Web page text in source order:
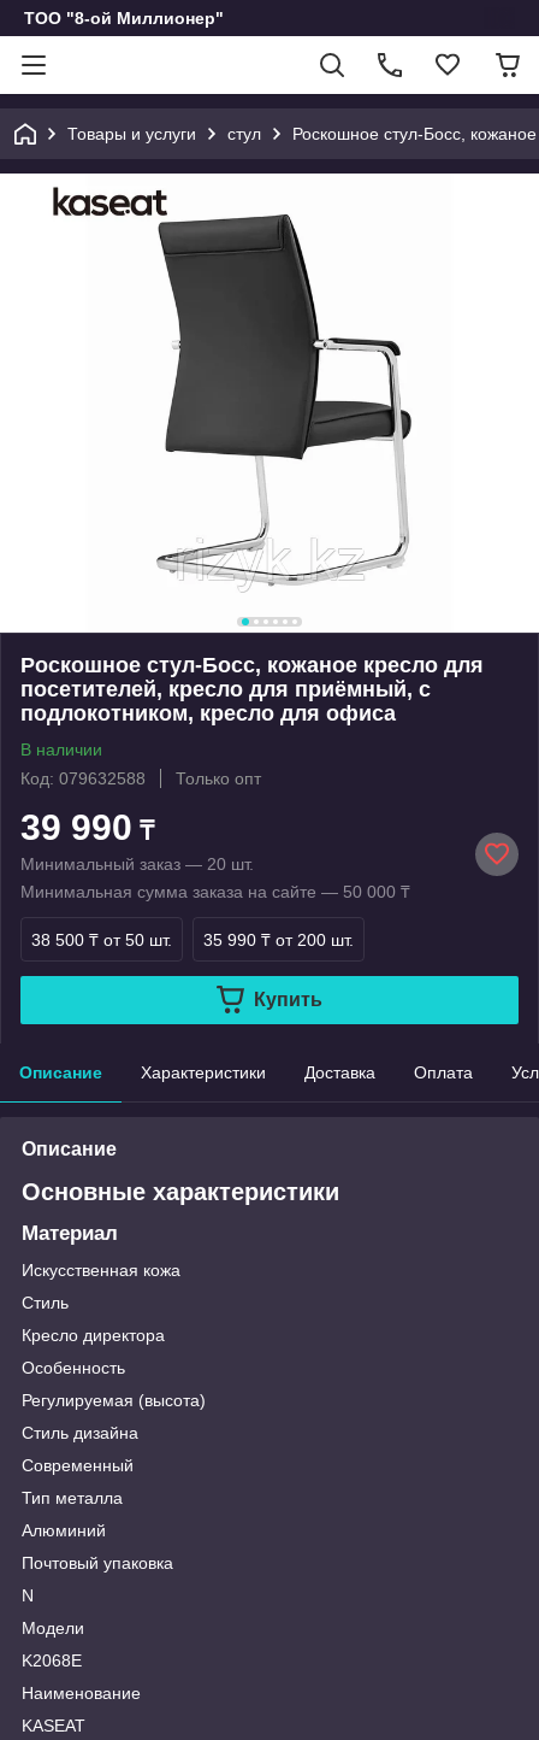
ТОО "8-ой Миллионер"
Товары и услуги стул Роскошное стул-Босс,
Роскошное стул-Босс, кожаное кресло для
посетителей, кресло для приёмный, с
подлокотником, кресло для офиса
В наличии
Код: 079632588
Только опт
39 990 ₸
Минимальный заказ — 20 шт.
Минимальная сумма заказа на сайте — 50 000 ₸
38 500 ₸ от 50 шт. 35 990 ₸ от 200 шт.
Купить
Описание Характеристики Доставка Оплата
Описание
Основные характеристики
Материал
Искусственная кожа
Стиль
Кресло директора
Особенность
Регулируемая (высота)
Стиль дизайна
Современный
Тип металла
Алюминий
Почтовый упаковка
N
Модели
K2068E
Наименование
KASEAT